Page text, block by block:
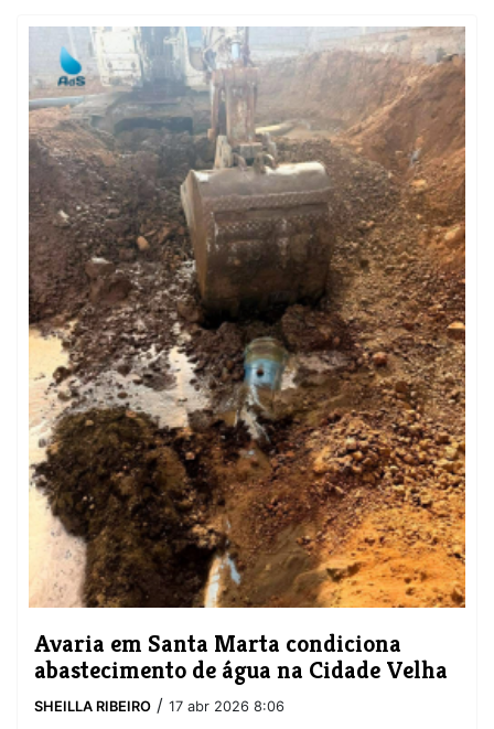
Avaria em Santa Marta condiciona
abastecimento de água na Cidade Velha
SHEILLA RIBEIRO / 17 abr 2026 8:06